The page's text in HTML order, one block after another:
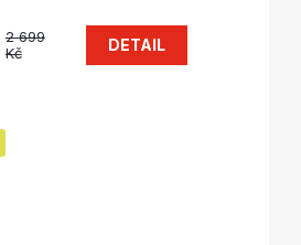
2 699
Kč
DETAIL